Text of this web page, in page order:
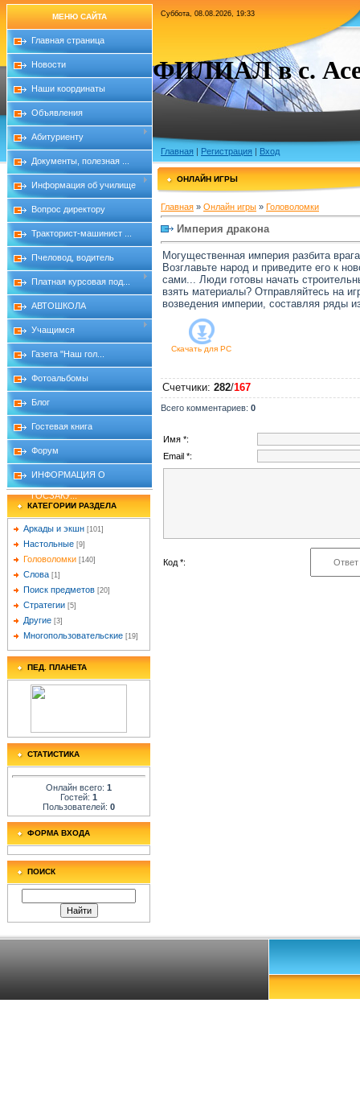
МЕНЮ САЙТА
Главная страница
Новости
Наши координаты
Объявления
Абитуриенту
Документы, полезная ...
Информация об училище
Вопрос директору
Тракторист-машинист ...
Пчеловод, водитель
Платная курсовая под...
АВТОШКОЛА
Учащимся
Газета "Наш гол...
Фотоальбомы
Блог
Гостевая книга
Форум
ИНФОРМАЦИЯ О
ГОСЗАКУ...
КАТЕГОРИИ РАЗДЕЛА
Аркады и экшн [101]
Настольные [9]
Головоломки [140]
Слова [1]
Поиск предметов [20]
Стратегии [5]
Другие [3]
Многопользовательские [19]
ПЕД. ПЛАНЕТА
СТАТИСТИКА
Онлайн всего: 1
Гостей: 1
Пользователей: 0
ФОРМА ВХОДА
ПОИСК
Суббота, 08.08.2026, 19:33
ФИЛИАЛ в с.
Главная | Регистрация | Вход
ОНЛАЙН ИГРЫ
Главная » Онлайн игры » Головоломки
Империя дракона
Могущественная империя разбита
Возглавьте народ и приведите его к
сами... Люди готовы начать
взять материалы? Отправляйтесь на
возведения империи, составляя ряды
Скачать для PC
Счетчики: 282/167
Всего комментариев: 0
Имя *:
Email *:
Код *: